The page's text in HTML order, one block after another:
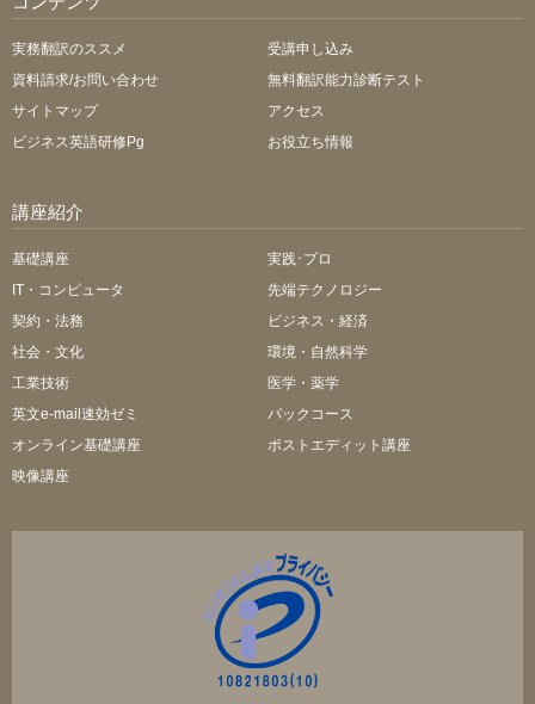
実務翻訳のススメ
受講申し込み
資料請求/お問い合わせ
無料翻訳能力診断テスト
サイトマップ
アクセス
ビジネス英語研修Pg
お役立ち情報
講座紹介
基礎講座
実践･プロ
IT・コンピュータ
先端テクノロジー
契約・法務
ビジネス・経済
社会・文化
環境・自然科学
工業技術
医学・薬学
英文e-mail速効ゼミ
パックコース
オンライン基礎講座
ポストエディット講座
映像講座